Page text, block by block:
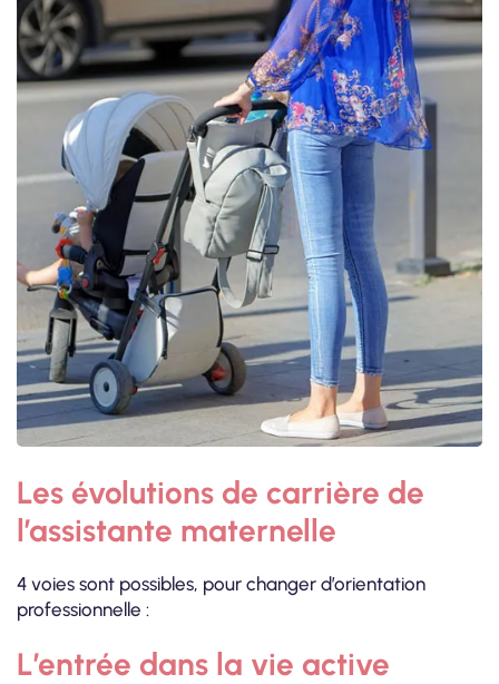
Les évolutions de carrière de
l’assistante maternelle
4 voies sont possibles, pour changer d’orientation
professionnelle :
L’entrée dans la vie active